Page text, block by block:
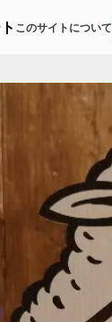
このサイトについて